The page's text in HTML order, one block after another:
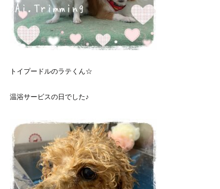
トイプードルのラテくん☆
温浴サービスの日でした♪